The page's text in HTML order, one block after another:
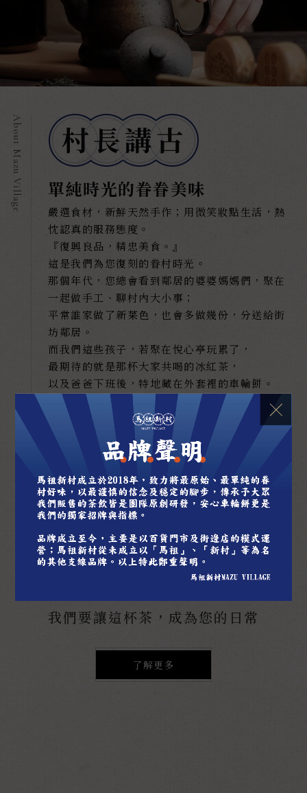
單純時光的眷眷美味
嚴選食材，新鮮天然手作；用微笑妝點生活，熱
忱認真的服務態度。
『復興良品，精忠美食。』
這是我們為您復刻的眷村時光。
那個年代，您總會看到鄰居的婆婆媽媽們，聚在
一起做手工、聊村內大小事；
平常誰家做了新菜色，也會多做幾份，分送給街
坊鄰居。
而我們這些孩子，若聚在悅心亭玩累了，
最期待的就是那杯大家共喝的冰紅茶，
以及爸爸下班後，特地藏在外套裡的車輪餅。
了解更多 成為村長
我們要讓這杯茶，成為您的日常
了解更多